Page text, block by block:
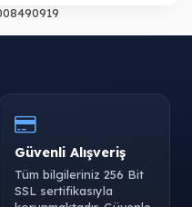
Güvenli Alışveriş
Tüm bilgileriniz 256 Bit
SSL sertifikasıyla